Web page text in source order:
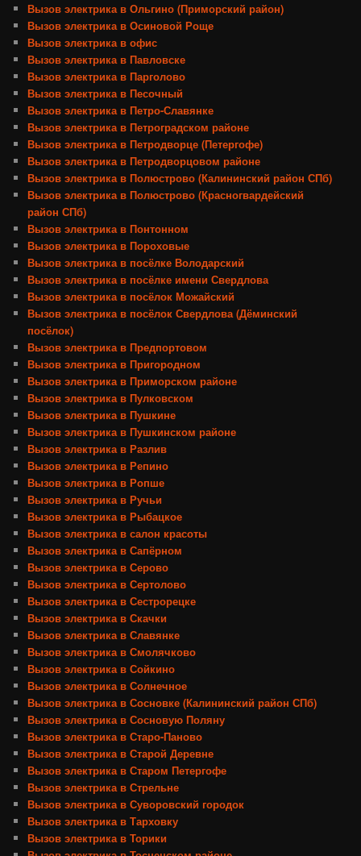
Вызов электрика в Ольгино (Приморский район)
Вызов электрика в Осиновой Роще
Вызов электрика в офис
Вызов электрика в Павловске
Вызов электрика в Парголово
Вызов электрика в Песочный
Вызов электрика в Петро-Славянке
Вызов электрика в Петроградском районе
Вызов электрика в Петродворце (Петергофе)
Вызов электрика в Петродворцовом районе
Вызов электрика в Полюстрово (Калининский район СПб)
Вызов электрика в Полюстрово (Красногвардейский
район СПб)
Вызов электрика в Понтонном
Вызов электрика в Пороховые
Вызов электрика в посёлке Володарский
Вызов электрика в посёлке имени Свердлова
Вызов электрика в посёлок Можайский
Вызов электрика в посёлок Свердлова (Дёминский
посёлок)
Вызов электрика в Предпортовом
Вызов электрика в Пригородном
Вызов электрика в Приморском районе
Вызов электрика в Пулковском
Вызов электрика в Пушкине
Вызов электрика в Пушкинском районе
Вызов электрика в Разлив
Вызов электрика в Репино
Вызов электрика в Ропше
Вызов электрика в Ручьи
Вызов электрика в Рыбацкое
Вызов электрика в салон красоты
Вызов электрика в Сапёрном
Вызов электрика в Серово
Вызов электрика в Сертолово
Вызов электрика в Сестрорецке
Вызов электрика в Скачки
Вызов электрика в Славянке
Вызов электрика в Смолячково
Вызов электрика в Сойкино
Вызов электрика в Солнечное
Вызов электрика в Сосновке (Калининский район СПб)
Вызов электрика в Сосновую Поляну
Вызов электрика в Старо-Паново
Вызов электрика в Старой Деревне
Вызов электрика в Старом Петергофе
Вызов электрика в Стрельне
Вызов электрика в Суворовский городок
Вызов электрика в Тарховку
Вызов электрика в Торики